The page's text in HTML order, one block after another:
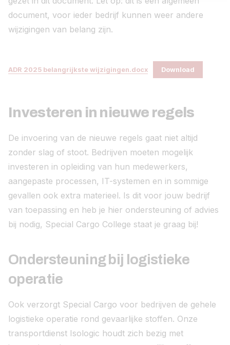
document, voor ieder bedrijf kunnen weer andere
wijzigingen van belang zijn.
ADR 2025 belangrijkste wijzigingen.docx Download
Investeren in nieuwe regels
De invoering van de nieuwe regels gaat niet altijd
zonder slag of stoot. Bedrijven moeten mogelijk
investeren in opleiding van hun medewerkers,
aangepaste processen, IT-systemen en in sommige
gevallen ook extra materieel. Is dit voor jouw bedrijf
van toepassing en heb je hier ondersteuning of advies
bij nodig, Special Cargo College staat je graag bij!
Ondersteuning bij logistieke
operatie
Ook verzorgt Special Cargo voor bedrijven de gehele
logistieke operatie rond gevaarlijke stoffen. Onze
transportdienst Isologic houdt zich bezig met